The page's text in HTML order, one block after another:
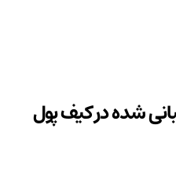
شده در کیف پول